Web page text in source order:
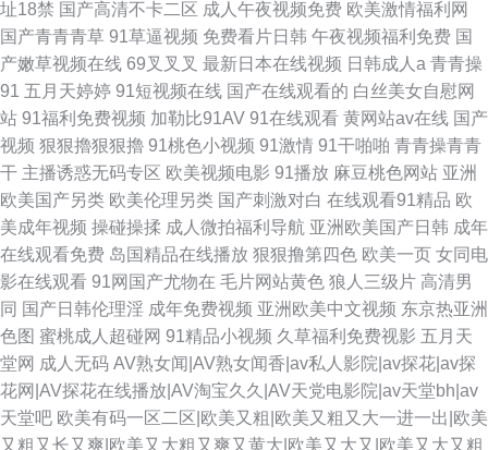
址18禁 国产高清不卡二区 成人午夜视频免费 欧美激情福利网
国产青青青草 91草逼视频 免费看片日韩 午夜视频福利免费 国
产嫩草视频在线 69叉叉叉 最新日本在线视频 日韩成人a 青青操
91 五月天婷婷 91短视频在线 国产在线观看的 白丝美女自慰网
站 91福利免费视频 加勒比91AV 91在线观看 黄网站av在线 国产
视频 狠狠擼狠狠擼 91桃色小视频 91激情 91干啪啪 青青操青青
干 主播诱惑无码专区 欧美视频电影 91播放 麻豆桃色网站 亚洲
欧美国产另类 欧美伦理另类 国产刺激对白 在线观看91精品 欧
美成年视频 操碰操揉 成人微拍福利导航 亚洲欧美国产日韩 成年
在线观看免费 岛国精品在线播放 狠狠撸第四色 欧美一页 女同电
影在线观看 91网国产尤物在 毛片网站黄色 狼人三级片 高清男
同 国产日韩伦理淫 成年免费视频 亚洲欧美中文视频 东京热亚洲
色图 蜜桃成人超碰网 91精品小视频 久草福利免费视影 五月天
堂网 成人无码 AV熟女闻|AV熟女闻香|av私人影院|av探花|av探
花网|AV探花在线播放|AV淘宝久久|AV天党电影院|av天堂bh|av
天堂吧 欧美有码一区二区|欧美又粗|欧美又粗又大一进一出|欧美
又粗又长又爽|欧美又大粗又爽又黄大|欧美又大又|欧美又大又粗